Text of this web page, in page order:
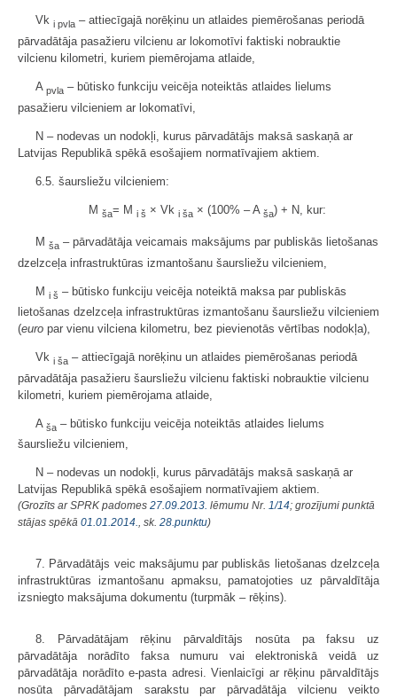
Vk i pvla – attiecīgajā norēķinu un atlaides piemērošanas periodā
pārvadātāja pasažieru vilcienu ar lokomotīvi faktiski nobrauktie
vilcienu kilometri, kuriem piemērojama atlaide,
A pvla – būtisko funkciju veicēja noteiktās atlaides lielums
pasažieru vilcieniem ar lokomatīvi,
N – nodevas un nodokļi, kurus pārvadātājs maksā saskaņā ar
Latvijas Republikā spēkā esošajiem normatīvajiem aktiem.
6.5. šaursliežu vilcieniem:
M ša= M i š × Vk i ša × (100% – A ša) + N, kur:
M ša – pārvadātāja veicamais maksājums par publiskās lietošanas
dzelzceļa infrastruktūras izmantošanu šaursliežu vilcieniem,
M i š – būtisko funkciju veicēja noteiktā maksa par publiskās
lietošanas dzelzceļa infrastruktūras izmantošanu šaursliežu vilcieniem
(euro par vienu vilciena kilometru, bez pievienotās vērtības nodokļa),
Vk i ša – attiecīgajā norēķinu un atlaides piemērošanas periodā
pārvadātāja pasažieru šaursliežu vilcienu faktiski nobrauktie vilcienu
kilometri, kuriem piemērojama atlaide,
A ša – būtisko funkciju veicēja noteiktās atlaides lielums
šaursliežu vilcieniem,
N – nodevas un nodokļi, kurus pārvadātājs maksā saskaņā ar
Latvijas Republikā spēkā esošajiem normatīvajiem aktiem.
(Grozīts ar SPRK padomes 27.09.2013. lēmumu Nr. 1/14; grozījumi punktā
stājas spēkā 01.01.2014., sk. 28.punktu)
7. Pārvadātājs veic maksājumu par publiskās lietošanas dzelzceļa
infrastruktūras izmantošanu apmaksu, pamatojoties uz pārvaldītāja
izsniegto maksājuma dokumentu (turpmāk – rēķins).
8. Pārvadātājam rēķinu pārvaldītājs nosūta pa faksu uz
pārvadātāja norādīto faksa numuru vai elektroniskā veidā uz
pārvadātāja norādīto e-pasta adresi. Vienlaicīgi ar rēķinu pārvaldītājs
nosūta pārvadātājam sarakstu par pārvadātāja vilcienu veikto